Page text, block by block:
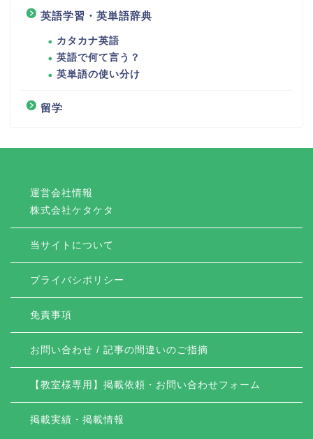
英語学習・英単語辞典
カタカナ英語
英語で何て言う？
英単語の使い分け
留学
運営会社情報
株式会社ケタケタ
当サイトについて
プライバシポリシー
免責事項
お問い合わせ / 記事の間違いのご指摘
【教室様専用】掲載依頼・お問い合わせフォーム
掲載実績・掲載情報